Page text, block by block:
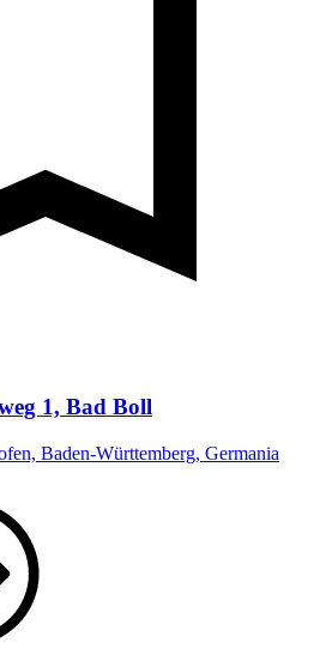
1, Bad Boll
Baden-Württemberg, Germania